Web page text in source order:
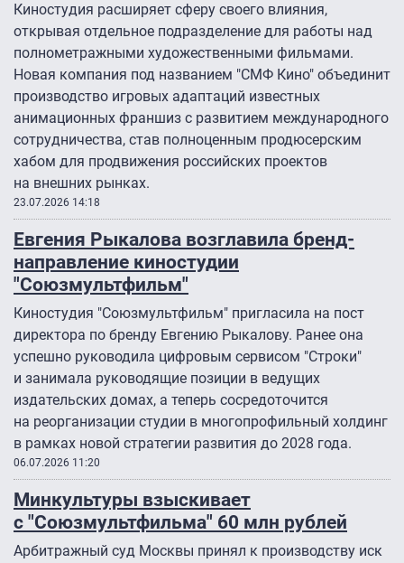
Киностудия расширяет сферу своего влияния,
открывая отдельное подразделение для работы над
полнометражными художественными фильмами.
Новая компания под названием "СМФ Кино" объединит
производство игровых адаптаций известных
анимационных франшиз с развитием международного
сотрудничества, став полноценным продюсерским
хабом для продвижения российских проектов
на внешних рынках.
23.07.2026 14:18
Евгения Рыкалова возглавила бренд-
направление киностудии
"Союзмультфильм"
Киностудия "Союзмультфильм" пригласила на пост
директора по бренду Евгению Рыкалову. Ранее она
успешно руководила цифровым сервисом "Строки"
и занимала руководящие позиции в ведущих
издательских домах, а теперь сосредоточится
на реорганизации студии в многопрофильный холдинг
в рамках новой стратегии развития до 2028 года.
06.07.2026 11:20
Минкультуры взыскивает
с "Союзмультфильма" 60 млн рублей
Арбитражный суд Москвы принял к производству иск